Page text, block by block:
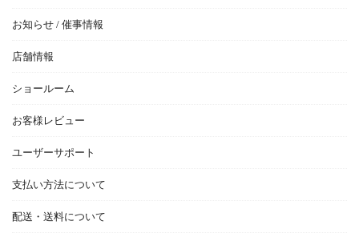
お知らせ / 催事情報
店舗情報
ショールーム
お客様レビュー
ユーザーサポート
支払い方法について
配送・送料について